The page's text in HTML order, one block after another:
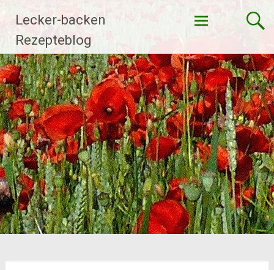
Inhalt
springen
Lecker-backen
Rezepteblog